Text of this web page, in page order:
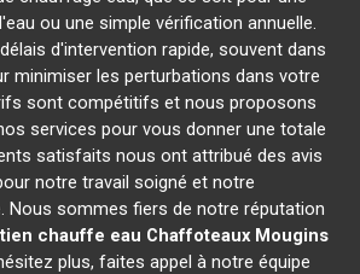
ou une simple vérification annuelle.
d'intervention rapide, souvent dans
minimiser les perturbations dans votre
sont compétitifs et nous proposons
services pour vous donner une totale
satisfaits nous ont attribué des avis
notre travail soigné et notre
Nous sommes fiers de notre réputation
chauffe eau Chaffoteaux Mougins
plus, faites appel à notre équipe